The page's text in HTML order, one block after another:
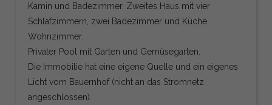
Kamin und Badezimmer. Zweites Haus mit vier
Schlafzimmern, zwei Badezimmer und Küche
Wohnzimmer.
Privater Pool mit Garten und Gemüsegarten.
Die Immobilie hat eine eigene Quelle und ein eigenes
Licht vom Bauernhof (nicht an das Stromnetz
angeschlossen).